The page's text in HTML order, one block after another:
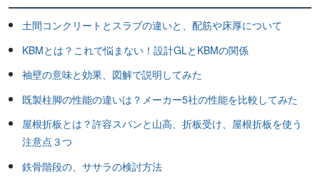
土間コンクリートとスラブの違いと、配筋や床厚について
KBMとは？これで悩まない！設計GLとKBMの関係
袖壁の意味と効果、図解で説明してみた
既製柱脚の性能の違いは？メーカー5社の性能を比較してみた
屋根折板とは？許容スパンと山高、折板受け、屋根折板を使う
注意点３つ
鉄骨階段の、ササラの検討方法